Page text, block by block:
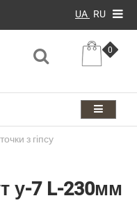
UA RU
0
з гіпсу
у-7 L-230мм